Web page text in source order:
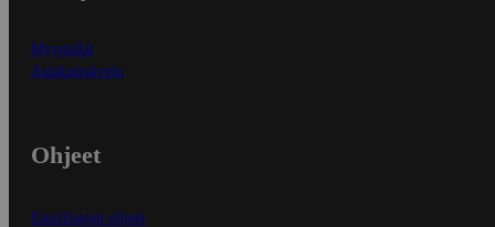
Myymälät
Asiakaspalvelu
Ohjeet
Ensitilaajan ohjeet